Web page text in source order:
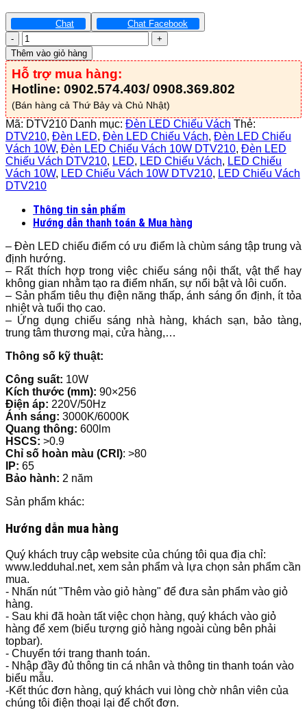
Chat Chat Facebook
Đèn
LED
Chiếu
Vách
10W
DTV210
số
lượng
Thêm vào giỏ hàng
Hỗ trợ mua hàng:
Hotline: 0902.574.403/ 0908.369.802
(Bán hàng cả Thứ Bảy và Chủ Nhật)
Mã: DTV210 Danh mục: Đèn LED Chiếu Vách Thẻ:
DTV210, Đèn LED, Đèn LED Chiếu Vách, Đèn LED Chiếu
Vách 10W, Đèn LED Chiếu Vách 10W DTV210, Đèn LED
Chiếu Vách DTV210, LED, LED Chiếu Vách, LED Chiếu
Vách 10W, LED Chiếu Vách 10W DTV210, LED Chiếu Vách
DTV210
Thông tin sản phẩm
Hướng dẫn thanh toán & Mua hàng
– Đèn LED chiếu điểm có ưu điểm là chùm sáng tập trung và
định hướng.
– Rất thích hợp trong việc chiếu sáng nội thất, vật thể hay
không gian nhằm tạo ra điểm nhấn, sự nổi bật và lôi cuốn.
– Sản phẩm tiêu thụ điện năng thấp, ánh sáng ổn định, ít tỏa
nhiệt và tuổi thọ cao.
– Ứng dụng chiếu sáng nhà hàng, khách sạn, bảo tàng,
trung tâm thương mại, cửa hàng,…
Thông số kỹ thuật:
Công suất: 10W
Kích thước (mm): 90×256
Điện áp: 220V/50Hz
Ánh sáng: 3000K/6000K
Quang thông: 600lm
HSCS: >0.9
Chỉ số hoàn màu (CRI): >80
IP: 65
Bảo hành: 2 năm
Sản phẩm khác:
Hướng dẫn mua hàng
Quý khách truy cập website của chúng tôi qua địa chỉ:
www.ledduhal.net, xem sản phẩm và lựa chọn sản phẩm cần
mua.
- Nhấn nút "Thêm vào giỏ hàng" để đưa sản phẩm vào giỏ
hàng.
- Sau khi đã hoàn tất việc chọn hàng, quý khách vào giỏ
hàng để xem (biểu tượng giỏ hàng ngoài cùng bên phải
topbar).
- Chuyển tới trang thanh toán.
- Nhập đầy đủ thông tin cá nhân và thông tin thanh toán vào
biểu mẫu.
-Kết thúc đơn hàng, quý khách vui lòng chờ nhân viên của
chúng tôi điện thoại lại để chốt đơn.